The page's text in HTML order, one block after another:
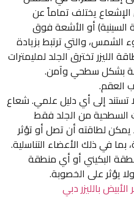
الإشعاع يختلف تماماً عن
السينية) أو الأشعة فوق
والتي ترتبط بزيادة
الليزر تخترق الجلد لمليمترات
بشكل سطحي وآمن.
العقم.
تستند إلى أي دليل علمي. شعاع
السطحية من الجلد فقط
يمكن لطاقته أن تصل أو تؤثر
في ذلك الأعضاء التناسلية.
البكيني أو أي منطقة
يؤثر على الخصوبة.
الأبيض بالليزر دبي